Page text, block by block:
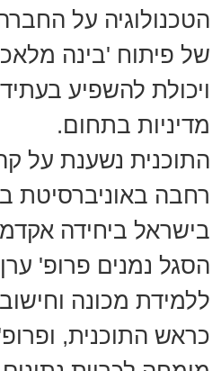
הטכנולוגיה על
של פיתוח 'בינה
ויכולת להשפיע
מדיניות בתחום.
רחבה באוניברסיטת
בישראל ביחידה
הסגל נמנים פרופ'
ללמידת מכונה
כראש התוכנית,